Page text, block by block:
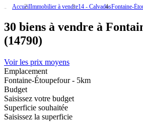
AccueilImmobilier à vendre14 - CalvadosFontaine-
30 biens à vendre à
(14790)
Voir les prix moyens
Emplacement
Fontaine-Étoupefour - 5km
Budget
Saisissez votre budget
Superficie souhaitée
Saisissez la superficie